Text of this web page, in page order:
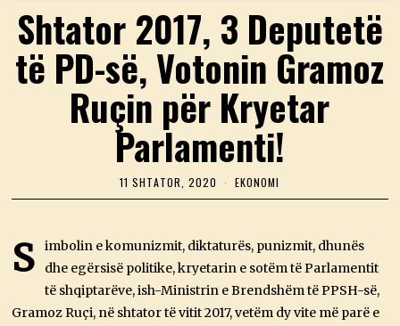
Shtator 2017, 3 Deputetë
të PD-së, Votonin Gramoz
Ruçin për Kryetar
Parlamenti!
11 SHTATOR, 2020
1
T
A
T
R
,
EKONOMI
S
imbolin e komunizmit, diktaturës, punizmit, dhunës
dhe egërsisë politike, kryetarin e sotëm të Parlamentit
të shqiptarëve, ish-Ministrin e Brendshëm të PPSH-së,
Gramoz Ruçi, në shtator të vitit 2017, vetëm dy vite më parë e